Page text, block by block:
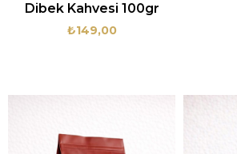
Dibek Kahvesi 100gr
₺149,00